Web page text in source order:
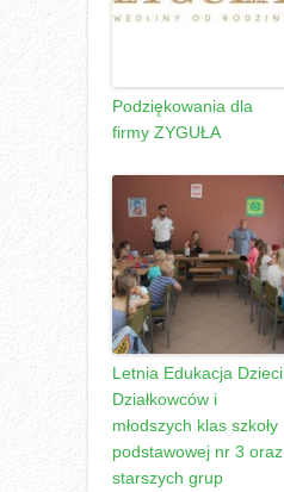
Podziękowania dla
firmy ZYGUŁA
Letnia Edukacja Dzieci
Działkowców i
młodszych klas szkoły
podstawowej nr 3 oraz
starszych grup